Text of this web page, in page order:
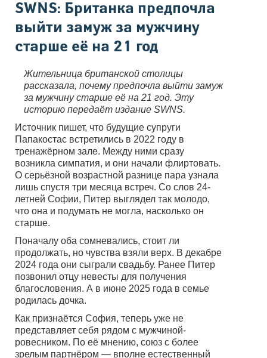
Вы здесь
SWNS: Британка предпочла
выйти замуж за мужчину
старше её на 21 год
Жительница британской столицы
рассказала, почему предпочла выйти замуж
за мужчину старше её на 21 год. Эту
историю передаёт издание SWNS.
Источник пишет, что будущие супруги
Папакостас встретились в 2022 году в
тренажёрном зале. Между ними сразу
возникла симпатия, и они начали флиртовать.
О серьёзной возрастной разнице пара узнала
лишь спустя три месяца встреч. Со слов 24-
летней Софии, Питер выглядел так молодо,
что она и подумать не могла, насколько он
старше.
Поначалу оба сомневались, стоит ли
продолжать, но чувства взяли верх. В декабре
2024 года они сыграли свадьбу. Ранее Питер
позвонил отцу невесты для получения
благословения. А в июне 2025 года в семье
родилась дочка.
Как признаётся София, теперь уже не
представляет себя рядом с мужчиной-
ровесником. По её мнению, союз с более
зрелым партнёром — вполне естественный